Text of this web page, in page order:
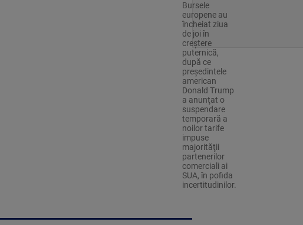
Bursele
europene au
încheiat ziua
de joi în
creştere
puternică,
după ce
preşedintele
american
Donald Trump
a anunţat o
suspendare
temporară a
noilor tarife
impuse
majorităţii
partenerilor
comerciali ai
SUA, în pofida
incertitudinilor.